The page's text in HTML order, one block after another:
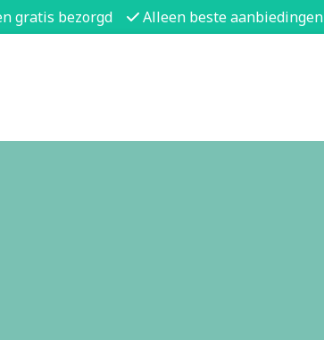
gratis bezorgd Alleen beste aanbiedingen